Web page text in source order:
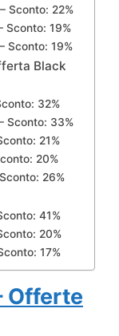
Sconto: 22%
Sconto: 19%
Sconto: 19%
Black
32%
Sconto: 33%
21%
20%
26%
41%
20%
17%
Offerte